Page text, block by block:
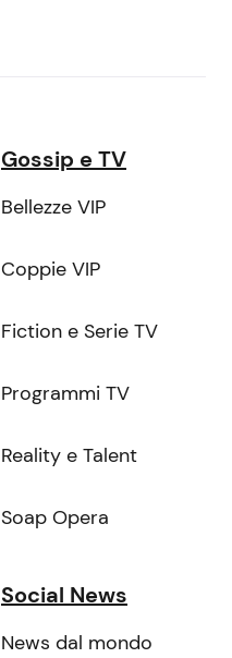
Gossip e TV
Bellezze VIP
Coppie VIP
Fiction e Serie TV
Programmi TV
Reality e Talent
Soap Opera
Social News
News dal mondo